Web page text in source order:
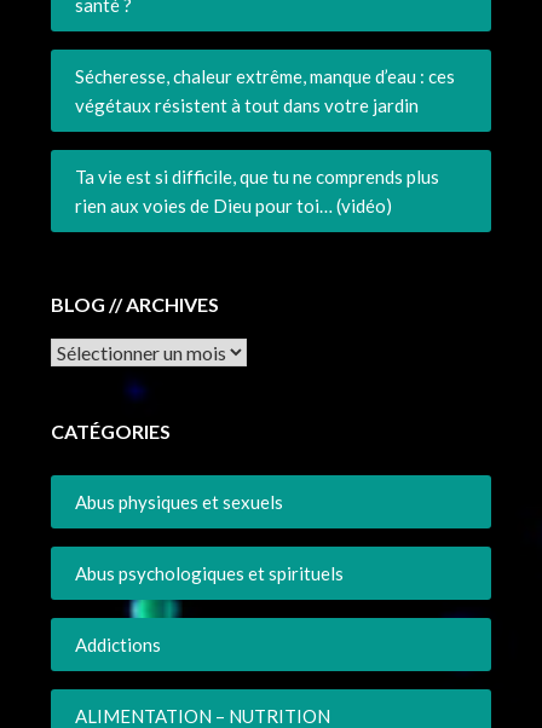
santé ?
Sécheresse, chaleur extrême, manque d’eau : ces
végétaux résistent à tout dans votre jardin
Ta vie est si difficile, que tu ne comprends plus
rien aux voies de Dieu pour toi… (vidéo)
BLOG // ARCHIVES
Archives
CATÉGORIES
Abus physiques et sexuels
Abus psychologiques et spirituels
Addictions
ALIMENTATION – NUTRITION